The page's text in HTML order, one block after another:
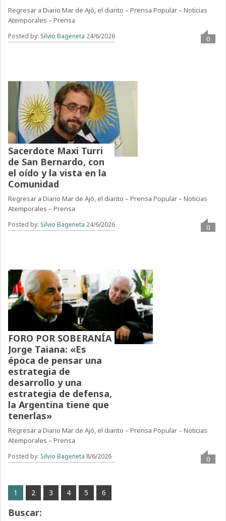
Regresar a Diario Mar de Ajó, el diarito – Prensa Popular – Noticias
Atemporales – Prensa
Posted by: Silvio Bageneta 24/6/2026 0
Sacerdote Maxi Turri
de San Bernardo, con
el oído y la vista en la
Comunidad
Regresar a Diario Mar de Ajó, el diarito – Prensa Popular – Noticias
Atemporales – Prensa
Posted by: Silvio Bageneta 24/6/2026 0
FORO POR SOBERANÍA
Jorge Taiana: «Es
época de pensar una
estrategia de
desarrollo y una
estrategia de defensa,
la Argentina tiene que
tenerlas»
Regresar a Diario Mar de Ajó, el diarito – Prensa Popular – Noticias
Atemporales – Prensa
Posted by: Silvio Bageneta 8/6/2026 0
1 2 3 4 5 6
Buscar: